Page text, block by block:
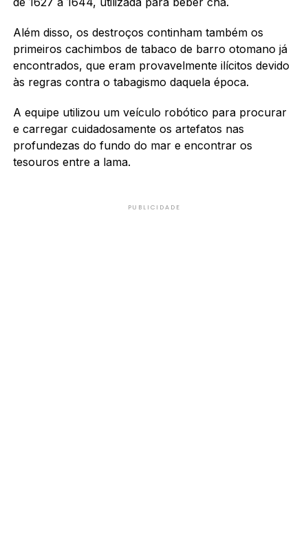
Além disso, os destroços continham também os
primeiros cachimbos de tabaco de barro otomano já
encontrados, que eram provavelmente ilícitos devido
às regras contra o tabagismo daquela época.
A equipe utilizou um veículo robótico para procurar
e carregar cuidadosamente os artefatos nas
profundezas do fundo do mar e encontrar os
tesouros entre a lama.
PUBLICIDADE